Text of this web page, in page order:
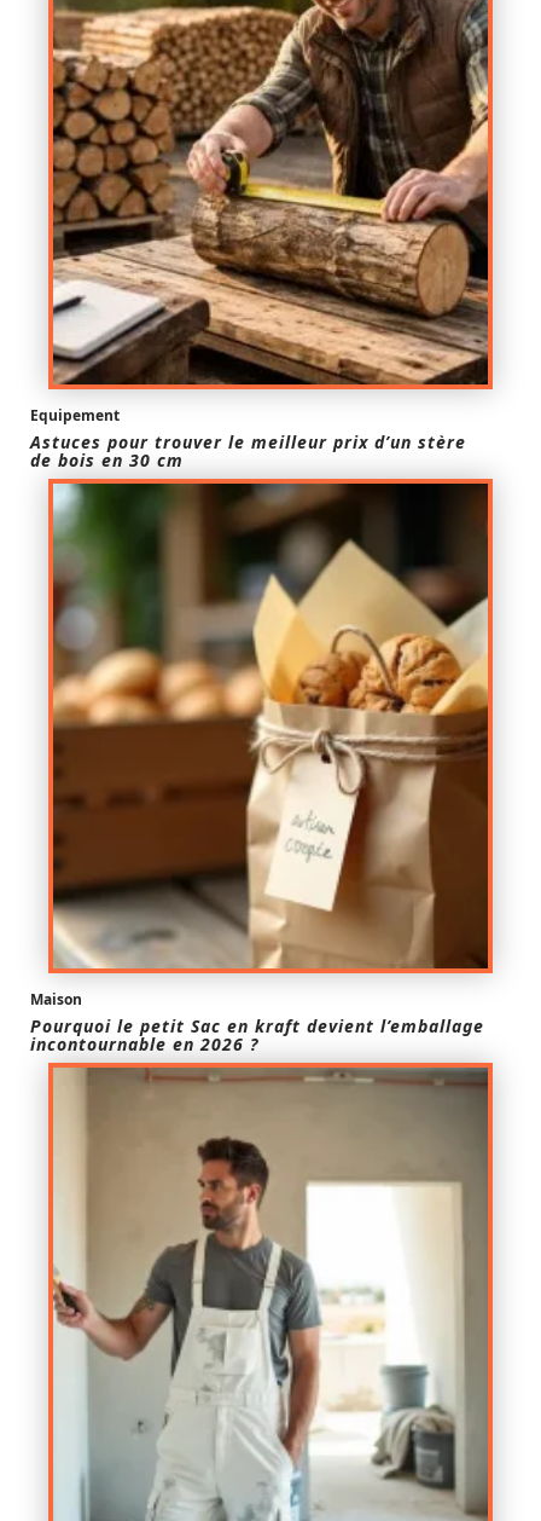
Equipement
Astuces pour trouver le meilleur prix d’un stère
de bois en 30 cm
Maison
Pourquoi le petit Sac en kraft devient l’emballage
incontournable en 2026 ?